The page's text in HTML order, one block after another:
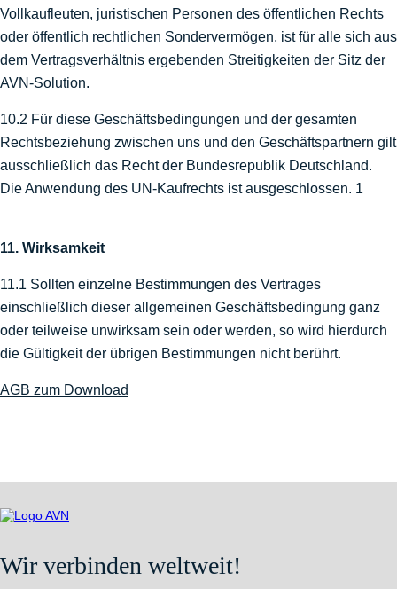
Vollkaufleuten, juristischen Personen des öffentlichen Rechts
oder öffentlich rechtlichen Sondervermögen, ist für alle sich aus
dem Vertragsverhältnis ergebenden Streitigkeiten der Sitz der
AVN-Solution.
10.2 Für diese Geschäftsbedingungen und der gesamten
Rechtsbeziehung zwischen uns und den Geschäftspartnern gilt
ausschließlich das Recht der Bundesrepublik Deutschland.
Die Anwendung des UN-Kaufrechts ist ausgeschlossen. 1
11. Wirksamkeit
11.1 Sollten einzelne Bestimmungen des Vertrages
einschließlich dieser allgemeinen Geschäftsbedingung ganz
oder teilweise unwirksam sein oder werden, so wird hierdurch
die Gültigkeit der übrigen Bestimmungen nicht berührt.
AGB zum Download
Wir verbinden weltweit!